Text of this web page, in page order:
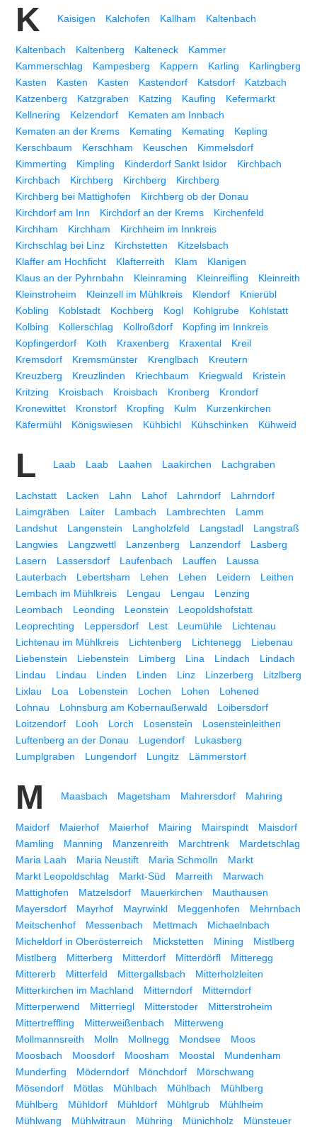
K Kaisigen Kalchofen Kallham Kaltenbach
Kaltenbach Kaltenberg Kalteneck
Kammer
Kammerschlag
Kampesberg Kappern Karling
Karlingberg
Kasten
Kasten Kasten Kastendorf Katsdorf
Katzbach
Katzenberg
Katzgraben Katzing Kaufing
Kefermarkt
Kellnering
Kelzendorf
Kematen am Innbach
Kematen an der Krems
Kemating Kemating
Kepling
Kerschbaum
Kerschham Keuschen
Kimmelsdorf
Kimmerting
Kimpling Kinderdorf Sankt Isidor
Kirchbach
Kirchbach
Kirchberg Kirchberg
Kirchberg
Kirchberg bei Mattighofen
Kirchberg ob der Donau
Kirchdorf am Inn
Kirchdorf an der Krems
Kirchenfeld
Kirchham
Kirchham
Kirchheim im Innkreis
Kirchschlag bei Linz
Kirchstetten
Kitzelsbach
Klaffer am Hochficht
Klafterreith Klam
Klanigen
Klaus an der Pyhrnbahn
Kleinraming Kleinreifling
Kleinreith
Kleinstroheim
Kleinzell im Mühlkreis Klendorf
Knierübl
Kobling
Koblstadt Kochberg Kogl Kohlgrube
Kohlstatt
Kolbing
Kollerschlag Kollroßdorf
Kopfing im Innkreis
Kopfingerdorf
Koth Kraxenberg Kraxental
Kreil
Kremsdorf
Kremsmünster Krenglbach
Kreutern
Kreuzberg
Kreuzlinden Kriechbaum Kriegwald
Kristein
Kritzing
Kroisbach Kroisbach Kronberg
Krondorf
Kronewittet
Kronstorf Kropfing Kulm
Kurzenkirchen
Käfermühl
Königswiesen Kühbichl Kühschinken Kühweid
L Laab Laab Laahen Laakirchen Lachgraben
Lachstatt Lacken Lahn Lahof Lahrndorf
Lahrndorf
Laimgräben
Laiter Lambach Lambrechten
Lamm
Landshut
Langenstein Langholzfeld Langstadl
Langstraß
Langwies
Langzwettl Lanzenberg Lanzendorf
Lasberg
Lasern
Lassersdorf Laufenbach Lauffen
Laussa
Lauterbach
Lebertsham Lehen Lehen Leidern
Leithen
Lembach im Mühlkreis
Lengau Lengau
Lenzing
Leombach
Leonding Leonstein
Leopoldshofstatt
Leoprechting
Leppersdorf Lest Leumühle
Lichtenau
Lichtenau im Mühlkreis
Lichtenberg Lichtenegg
Liebenau
Liebenstein
Liebenstein Limberg Lina Lindach
Lindach
Lindau
Lindau Linden Linden Linz Linzerberg
Litzlberg
Lixlau
Loa Lobenstein Lochen Lohen
Lohened
Lohnau
Lohnsburg am Kobernaußerwald
Loibersdorf
Loitzendorf
Looh Lorch Losenstein
Losensteinleithen
Luftenberg an der Donau
Lugendorf
Lukasberg
Lumplgraben
Lungendorf Lungitz Lämmerstorf
M Maasbach Magetsham Mahrersdorf Mahring
Maidorf Maierhof Maierhof Mairing Mairspindt
Maisdorf
Mamling
Manning Manzenreith Marchtrenk
Mardetschlag
Maria Laah
Maria Neustift Maria Schmolln
Markt
Markt Leopoldschlag
Markt-Süd Marreith
Marwach
Mattighofen
Matzelsdorf Mauerkirchen
Mauthausen
Mayersdorf
Mayrhof Mayrwinkl Meggenhofen
Mehrnbach
Meitschenhof
Messenbach Mettmach
Michaelnbach
Micheldorf in Oberösterreich
Mickstetten Mining
Mistlberg
Mistlberg
Mitterberg Mitterdorf Mitterdörfl
Mitteregg
Mittererb
Mitterfeld Mittergallsbach
Mitterholzleiten
Mitterkirchen im Machland
Mitterndorf
Mitterndorf
Mitterperwend
Mitterriegl Mitterstoder
Mitterstroheim
Mittertreffling
Mitterweißenbach
Mitterweng
Mollmannsreith
Molln Mollnegg Mondsee
Moos
Moosbach
Moosdorf Moosham Moostal
Mundenham
Munderfing
Möderndorf Mönchdorf
Mörschwang
Mösendorf
Mötlas Mühlbach Mühlbach
Mühlberg
Mühlberg
Mühldorf Mühldorf Mühlgrub
Mühlheim
Mühlwang
Mühlwitraun Mühring Münichholz Münsteuer